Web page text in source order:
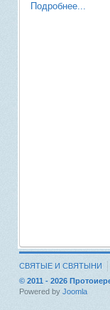
Подробнее...
СВЯТЫЕ И СВЯТЫНИ
© 2011 - 2026
Powered by Joomla